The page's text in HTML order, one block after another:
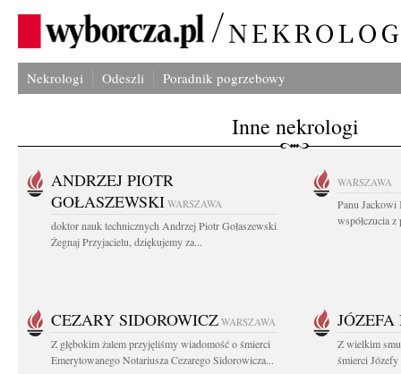
Nekrologi Odeszli Poradnik pogrzebowy
Inne nekrologi
ANDRZEJ PIOTR
GOŁASZEWSKI WARSZAWA
doktor nauk technicznych Andrzej Piotr Gołaszewski
Żegnaj Przyjacielu, dziękujemy za...
WARSZAWA
Panu Jackowi
współczucia
CEZARY SIDOROWICZ WARSZAWA
Z głębokim żalem przyjęliśmy wiadomość o śmierci
Emerytowanego Notariusza Cezarego Sidorowicza...
Z wielkim
śmierci